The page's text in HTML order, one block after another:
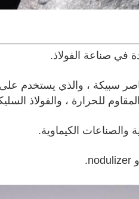
سبيكة ، والذي يستخدم
للحرارة ، والفولاذ